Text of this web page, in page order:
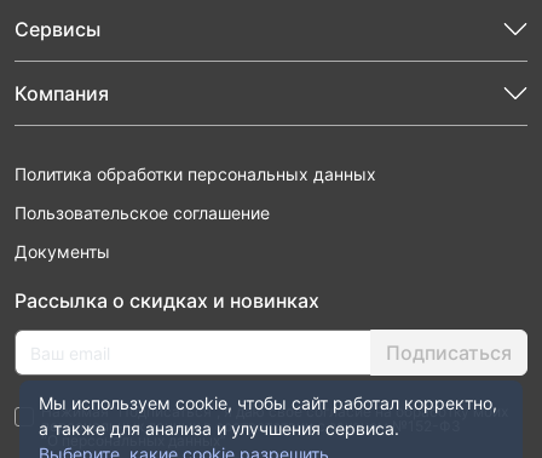
Сервисы
Компания
Политика обработки персональных данных
Пользовательское соглашение
Документы
Рассылка о скидках и новинках
Подписаться
Нажимая “Подписаться”, я даю свое согласие на обработку моих
персональных данных в соответствии с законом №152-ФЗ
“О персональных данных”
Мы используем cookie, чтобы сайт работал корректно,
а также для анализа и улучшения сервиса.
Выберите, какие cookie разрешить